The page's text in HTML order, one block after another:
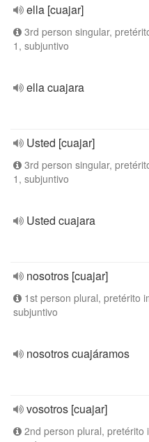
ella [cuajar]
3rd person singular,
1, subjuntivo
ella cuajara
Usted [cuajar]
3rd person singular,
1, subjuntivo
Usted cuajara
nosotros [cuajar]
1st person plural, pretérito
subjuntivo
nosotros cuajáramos
vosotros [cuajar]
2nd person plural, pretérito